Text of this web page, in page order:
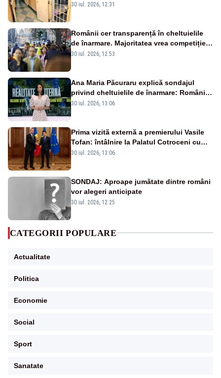
normali
30 iul. 2026, 12:31
Românii cer transparență în cheltuielile
de înarmare. Majoritatea vrea competiție
reală și industrie locală – SONDAJ
30 iul. 2026, 12:53
Ana Maria Păcuraru explică sondajul
privind cheltuielile de înarmare: Românii
cer transparență în achiziții și un echilibru
30 iul. 2026, 13:06
Prima vizită externă a premierului Vasile
Tofan: întâlnire la Palatul Cotroceni cu
președintele Nicușor Dan
30 iul. 2026, 13:06
SONDAJ: Aproape jumătate dintre români
vor alegeri anticipate
30 iul. 2026, 12:25
CATEGORII POPULARE
Actualitate
Politica
Economie
Social
Sport
Sanatate